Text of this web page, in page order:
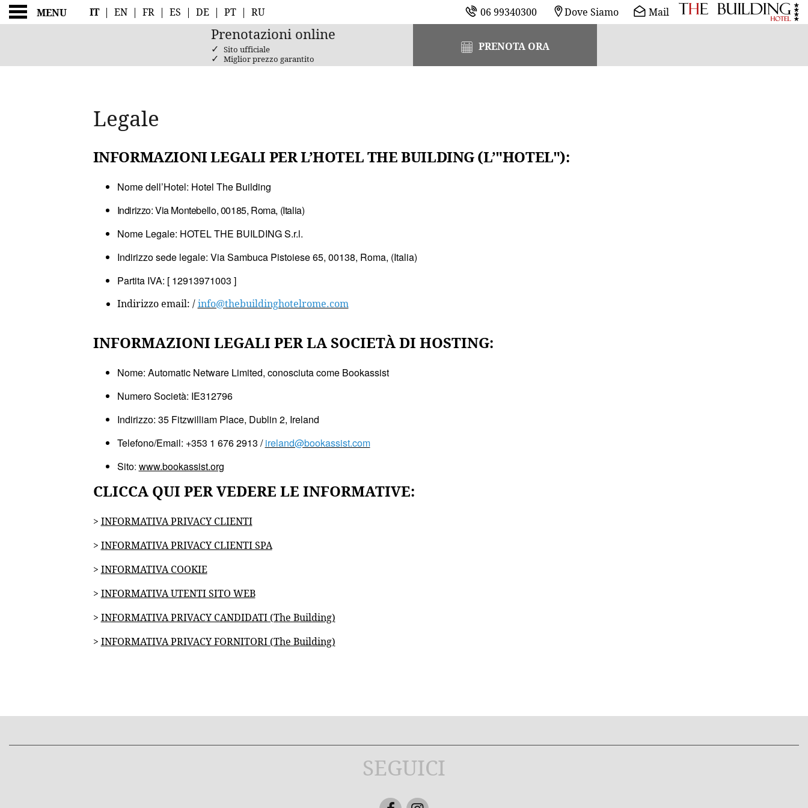
06 99340300 Dove Siamo Mail
MENU IT | EN | FR | ES | DE | PT | RU
Prenotazioni online
✓ Sito ufficiale
✓ Miglior prezzo garantito
PRENOTA ORA
Legale
INFORMAZIONI LEGALI PER L’HOTEL THE BUILDING (L’"HOTEL"):
Nome dell’Hotel: Hotel The Building
Indirizzo: Via Montebello, 00185, Roma, (Italia)
Nome Legale: HOTEL THE BUILDING S.r.l.
Indirizzo sede legale: Via Sambuca Pistoiese 65, 00138, Roma, (Italia)
Partita IVA: [ 12913971003 ]
Indirizzo email: /info@thebuildinghotelrome.com
INFORMAZIONI LEGALI PER LA SOCIETÀ DI HOSTING:
Nome: Automatic Netware Limited, conosciuta come Bookassist
Numero Società: IE312796
Indirizzo: 35 Fitzwilliam Place, Dublin 2, Ireland
Telefono/Email: +353 1 676 2913 /ireland@bookassist.com
Sito: www.bookassist.org
CLICCA QUI PER VEDERE LE INFORMATIVE:
> INFORMATIVA PRIVACY CLIENTI
> INFORMATIVA PRIVACY CLIENTI SPA
> INFORMATIVA COOKIE
> INFORMATIVA UTENTI SITO WEB
> INFORMATIVA PRIVACY CANDIDATI (The Building)
> INFORMATIVA PRIVACY FORNITORI (The Building)
SEGUICI